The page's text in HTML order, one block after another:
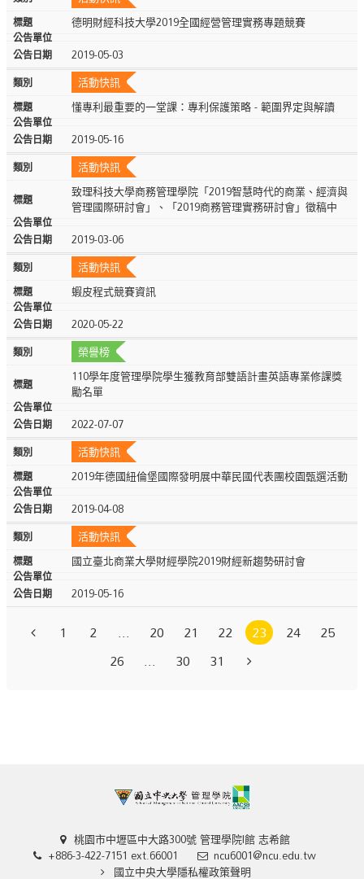
德明財經科技大學2019全國經營管理實務專題競賽
2019-05-03
活動快訊
懂專利最重要的一堂課：專利保護策略 - 範圍界定與解讀
2019-05-16
活動快訊
致理科技大學商務管理學院「2019智慧時代的商業、經濟與
管理國際研討會」、「2019商務管理實務研討會」徵稿中
2019-03-06
活動快訊
蝦皮程式競賽資訊
2020-05-22
榮譽榜
110學年度管理學院學生獲教育部雙語計畫英語專業修課獎
勵名單
2022-07-07
活動快訊
2019年德國紐倫堡國際發明展中華民國代表團校園甄選活動
2019-04-08
活動快訊
國立臺北商業大學財經學院2019財經新趨勢研討會
2019-05-16
1 2 ... 20 21 22 23 24
25
26
... 30 31
桃園市中壢區中大路300號 管理學院I館 志希館
+886-3-422-7151 ext.66001 ncu6001@ncu.edu.tw
國立中央大學隱私權政策聲明